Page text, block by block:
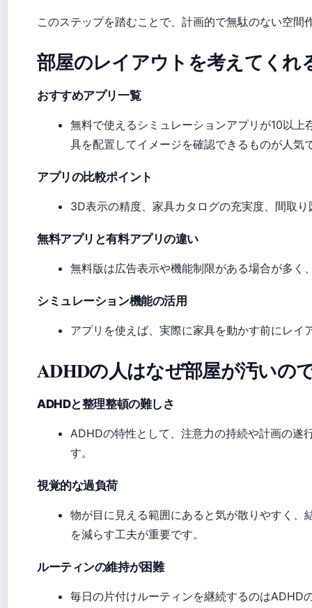
このステップを踏むことで、計画的で無駄のない空間
部屋のレイアウトを考えてくれ
おすすめアプリ一覧
無料で使えるシミュレーションアプリが10以
具を配置してイメージを確認できるものが人気
アプリの比較ポイント
3D表示の精度、家具カタログの充実度、間取
無料アプリと有料アプリの違い
無料版は広告表示や機能制限がある場合が多
シミュレーション機能の活用
アプリを使えば、実際に家具を動かす前にレ
ADHDの人はなぜ部屋が汚いの
ADHDと整理整頓の難しさ
ADHDの特性として、注意力の持続や計画の遂
す。
視覚的な過負荷
物が目に見える範囲にあると気が散りやすく
を減らす工夫が重要です。
ルーティンの維持が困難
毎日の片付けルーティンを継続するのはADHD